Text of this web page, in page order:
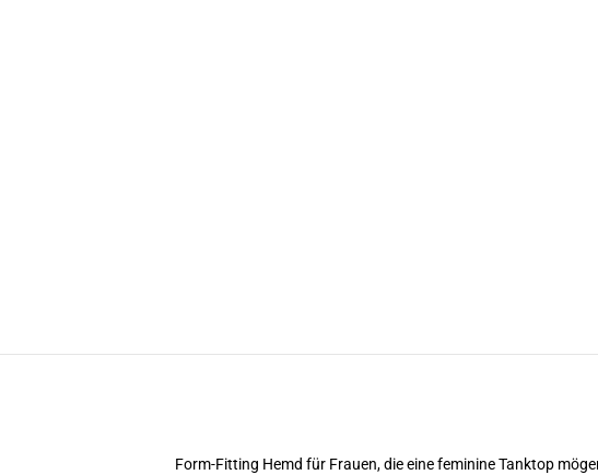
Form-Fitting Hemd für Frauen, die eine feminine Tanktop